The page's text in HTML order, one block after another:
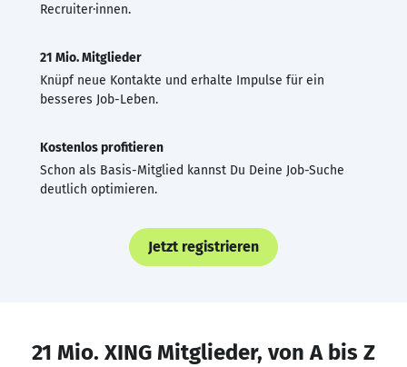
Recruiter·innen.
21 Mio. Mitglieder
Knüpf neue Kontakte und erhalte Impulse für ein
besseres Job-Leben.
Kostenlos profitieren
Schon als Basis-Mitglied kannst Du Deine Job-Suche
deutlich optimieren.
Jetzt registrieren
21 Mio. XING Mitglieder, von A bis Z